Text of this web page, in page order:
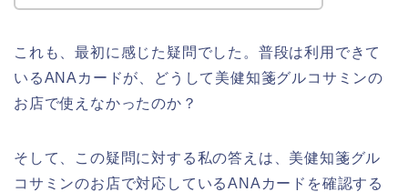
これも、最初に感じた疑問でした。普段は利用できて
いるANAカードが、どうして美健知箋グルコサミンの
お店で使えなかったのか？
そして、この疑問に対する私の答えは、美健知箋グル
コサミンのお店で対応しているANAカードを確認する